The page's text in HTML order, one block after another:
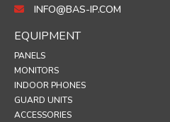
INFO@BAS-IP.COM
EQUIPMENT
PANELS
MONITORS
INDOOR PHONES
GUARD UNITS
ACCESSORIES